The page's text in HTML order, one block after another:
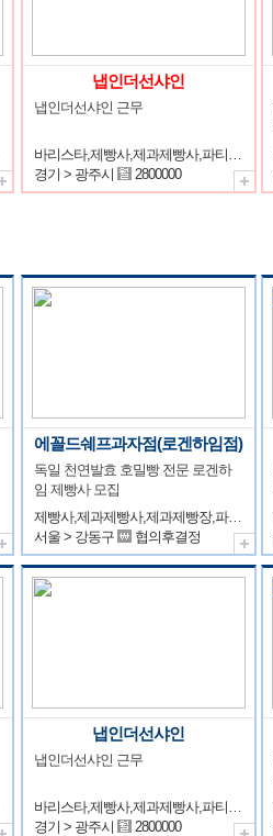
냅인더선샤인
냅인더선샤인 근무
바리스타,제빵사,제과제빵사,파티쉐(파티시에),외식업운영/관리자
경기 > 광주시
2800000
에꼴드쉐프과자점(로겐하임점)
독일 천연발효 호밀빵 전문 로겐하
임 제빵사 모집
제빵사,제과제빵사,제과제빵장,파티쉐(파티시에),제과제빵기술자
서울 > 강동구
협의후결정
냅인더선샤인
냅인더선샤인 근무
바리스타,제빵사,제과제빵사,파티쉐(파티시에),외식업운영/관리자
경기 > 광주시
2800000